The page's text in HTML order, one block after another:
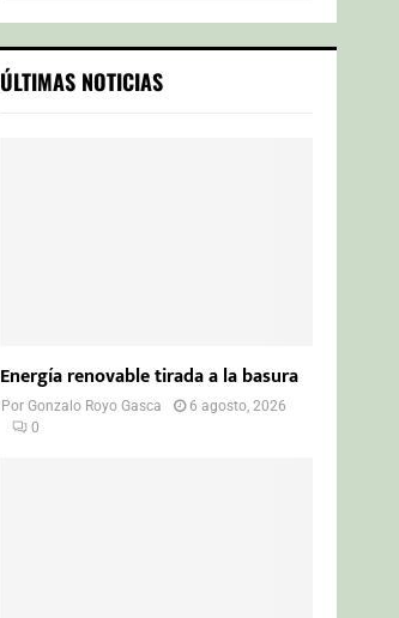
c
h
S
ÚLTIMAS NOTICIAS
Energía renovable tirada a la basura
PorGonzalo Royo Gasca
6 agosto, 2026
0